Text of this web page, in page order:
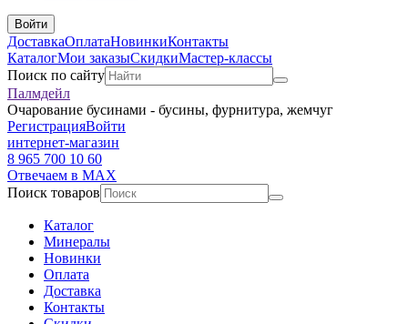
Войти
ДоставкаОплатаНовинкиКонтакты
КаталогМои заказыСкидкиМастер-классы
Поиск по сайту
Палмдейл
Очарование бусинами - бусины, фурнитура, жемчуг
РегистрацияВойти
интернет-магазин
8 965 700 10 60
Отвечаем в MAX
Поиск товаров
Каталог
Минералы
Новинки
Оплата
Доставка
Контакты